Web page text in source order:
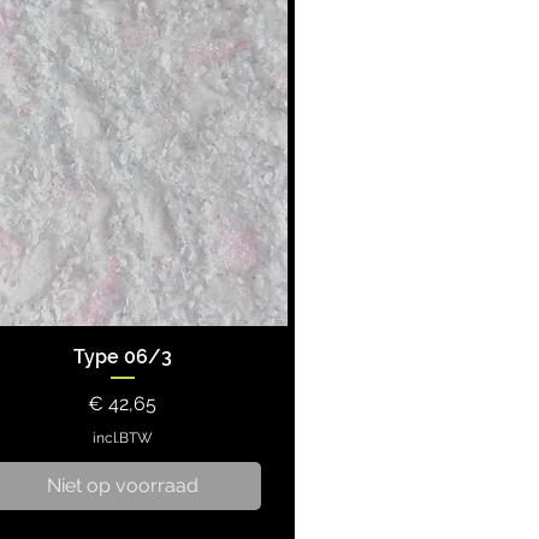
Type 06/3
Prijs
€ 42,65
incl.BTW
Niet op voorraad